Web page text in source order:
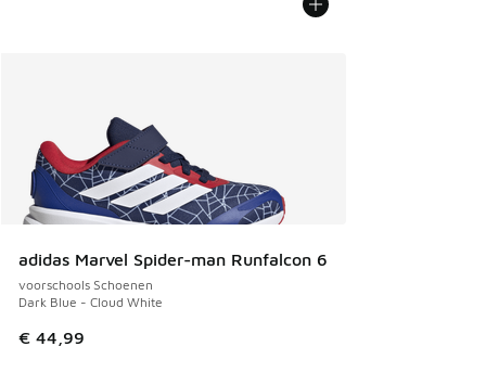
adidas Marvel Spider-man Runfalcon 6
voorschools Schoenen
Dark Blue - Cloud White
€ 44,99